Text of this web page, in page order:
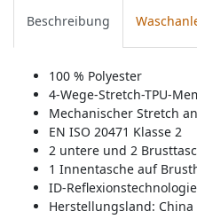
Beschreibung
100 % Polyester
4-Wege-Stretch-TPU-
Mechanischer Stretch
EN ISO 20471 Klasse 2
2 untere und 2
1 Innentasche auf
ID-Reflexionstechnologie
Herstellungsland: China